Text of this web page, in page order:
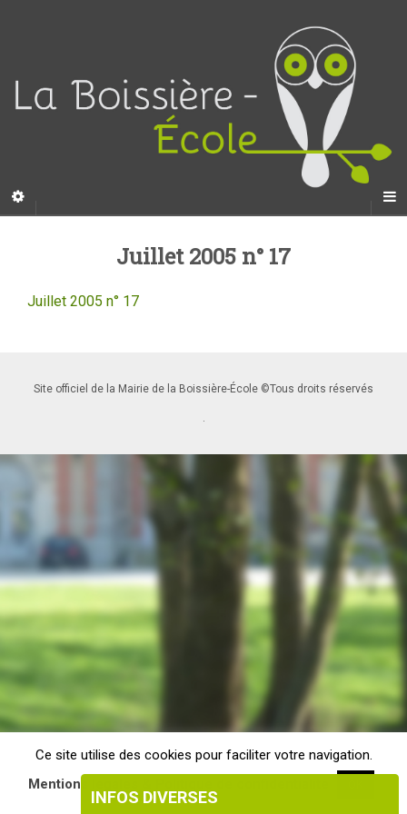
Juillet 2005 n° 17
Juillet 2005 n° 17
Site officiel de la Mairie de la Boissière-École ©Tous droits réservés
Ce site utilise des cookies pour faciliter votre navigation.
Mentions légales & Politique de confidentialité
INFOS DIVERSES